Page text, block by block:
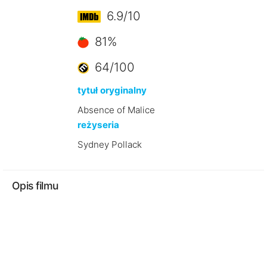
6.9/10
81%
64/100
tytuł oryginalny
Absence of Malice
reżyseria
Sydney Pollack
Opis filmu